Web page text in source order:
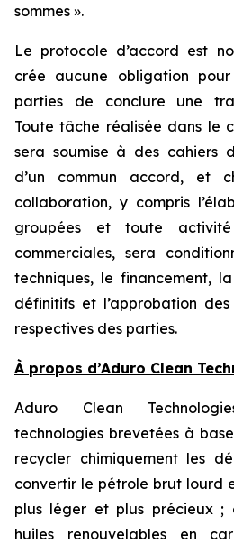
sommes ».
Le protocole d’accord est
crée aucune obligation
parties de conclure une
Toute tâche réalisée dans le
sera soumise à des cahiers
d’un commun accord, et
collaboration, y compris
groupées et toute
commerciales, sera
techniques, le financement,
définitifs et l’approbation
respectives des parties.
À propos d’Aduro Clean
Aduro Clean
technologies brevetées à
recycler chimiquement les
convertir le pétrole brut lourd
plus léger et plus précieux ;
huiles renouvelables en